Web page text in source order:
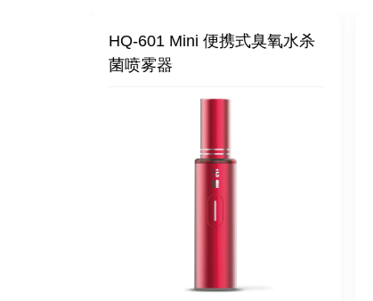
HQ-601 Mini 便携式臭氧水杀
菌喷雾器